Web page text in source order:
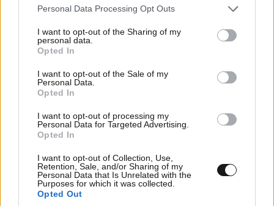
Please note that this website/app uses one or more Google
not limited to your visit or usage behaviour. You may click to
grant or deny consent to Google and its third-party tags to
use your data for below specified purposes in below Google
consent section.
Personal Data Processing Opt Outs
I want to opt-out of the Sharing of my
personal data.
Opted In
I want to opt-out of the Sale of my
Personal Data.
Opted In
I want to opt-out of processing my
Personal Data for Targeted Advertising.
Opted In
I want to opt-out of Collection, Use,
Retention, Sale, and/or Sharing of my
Personal Data that Is Unrelated with the
Purposes for which it was collected.
Opted Out
Εριέττα Κούρκουλου – Τα 33α γενέθλια και τα
φιλιά με τον Βύρωνα Βασιλειάδη: «Καμία στιγμή